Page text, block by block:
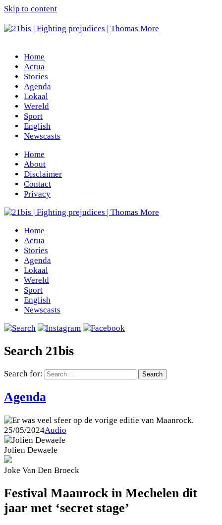
Skip to content
Home
Actua
Stories
Agenda
Lokaal
Wereld
Sport
English
Newscasts
Home
About
Disclaimer
Contact
Privacy
Home
Actua
Stories
Agenda
Lokaal
Wereld
Sport
English
Newscasts
Search 21bis
Search for:
Agenda
25/05/2024Audio
Jolien Dewaele
Joke Van Den Broeck
Festival Maanrock in Mechelen dit
jaar met ‘secret stage’